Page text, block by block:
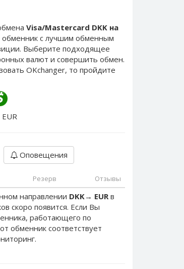
Visa/Mastercard DKK на
обменник с лучшим обменным
Выберите подходящее
валют и совершить обмен.
OKchanger, то пройдите
EUR
Оповещения
Резерв Отзывы
направлении DKK→ EURв
скоро появится. Если Вы
работающего по
обменник соответствует